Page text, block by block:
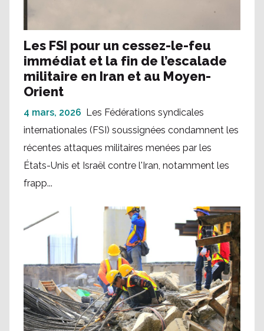
Les FSI pour un cessez-le-feu
immédiat et la fin de l’escalade
militaire en Iran et au Moyen-
Orient
4 mars, 2026 Les Fédérations syndicales
internationales (FSI) soussignées condamnent les
récentes attaques militaires menées par les
États-Unis et Israël contre l'Iran, notamment les
frapp...